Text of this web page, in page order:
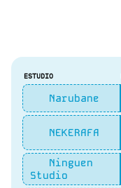
ESTUDIO
Narubane
NEKERAFA
Ninguen
Studio